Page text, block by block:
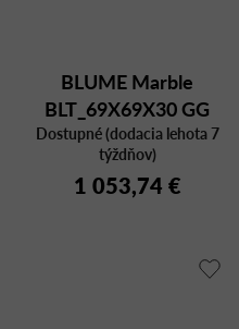
BLUME Marble
BLT_69X69X30 GG
MFP
Dostupné (dodacia lehota 7
týždňov)
1 053,74 €